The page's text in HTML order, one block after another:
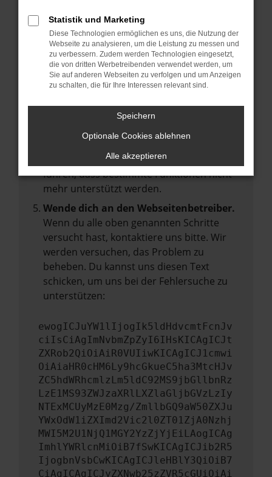
anderen Browser oder in einem privaten
Fenster?
Starte dein Gerät neu.
Das kann manchmal helfen,
vorübergehende Probleme zu beheben.
Betriebssystem auf dem neuesten Stand
Veraltete Software birgt nicht nur ein
Sicherheitsrisiko, sondern kann auch dazu
führen, dass bestimmte Funktionen nicht
mehr unterstützt werden.
Wende dich an den Webseitenbetreiber.
Wenn du alle oben genannten Schritte
versucht hast, kontaktiere uns bitte. Wir
werden versuchen, das Problem zu
beheben. Du kannst uns diesen Text
schicken, um uns bei der Fehlersuche zu
unterstützen:
ewogICJuYW1lIjogIk5ldHdvcmtFcnJv
ciIsCiAgImNvbmZpZyI6IHsKICAgICJt
ZXRob2QiOiAiR0VUIiwKICAgICJ1cmwi
OiAiaHR0cHM6Ly9hcGkueC5ha3MtcHJv
ZC5hdWRhcmlzLm5ldC92MS9jbGllbnRz
LzE1MS93ZWJzaXRlLXZlaGljbGVzLzIy
NTExMCUyMzE0Mzg/ZmllbGQ9aW50ZXJu
YWxOdW1iZXImd2Vic2l0ZT01ZjA0Nzhj
MWI5M2U1NjQ1MGY2YzZjYjEiLAogICAg
ImhlYWRlcnMiOiB7fSwKICAgICJib2R5
IjogbnVsbCwKICAgICJleHBlY3QiOiB7
CiAgICAgICJyZXNwb25zZVR5cGUiOiAi
Statistik und Marketing
Diese Technologien ermöglichen es uns, die Nutzung der
Webseite zu analysieren, um die Leistung zu messen und
zu verbessern. Zudem werden Technologien eingesetzt,
die von dritten Werbetreibenden verwendet werden, um
Sie auf anderen Webseiten zu verfolgen und um Anzeigen
zu schalten, die für Ihre Interessen relevant sind.
Speichern
Optionale Cookies ablehnen
Alle akzeptieren